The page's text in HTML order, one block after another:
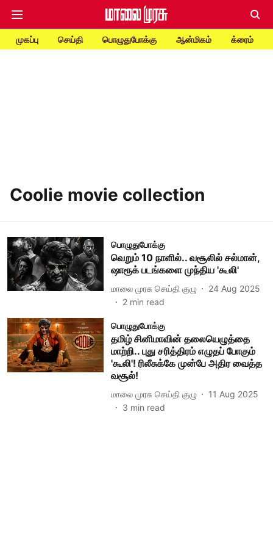
முகப்பு செய்தி பொழுதுபோக்கு ஆன்மிகம் க்ரைம்
Coolie movie collection
பொழுதுபோக்கு
வெறும் 10 நாளில்.. வசூலில் சல்மான்,
ஷாரூக் படங்களை முந்திய 'கூலி'
மாலை முரசு செய்தி குழு
24 Aug 2025
2 min read
பொழுதுபோக்கு
தமிழ் சினிமாவின் தலையெழுத்தை
மாற்றி.. புது சரித்திரம் எழுதப் போகும்
'கூலி'! ரிலீசுக்கே முன்பே அதிர வைத்த
வசூல்!
மாலை முரசு செய்தி குழு
11 Aug 2025
3 min read